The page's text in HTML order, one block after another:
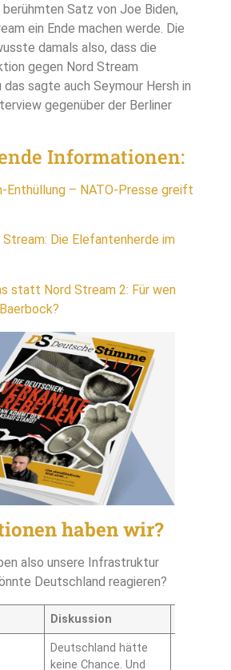
Satz von Joe Biden,
ein Ende machen werde. Die
damals also, dass die
gegen Nord Stream
das sagte auch Seymour Hersh in
gegenüber der Berliner
Informationen:
Enthüllung – NATO-Presse greift
Die Elefantenherde im
statt Nord Stream 2: Für wen
haben wir?
also unsere Infrastruktur
Deutschland reagieren?
Diskussion
Deutschland hätte
keine Chance. Und